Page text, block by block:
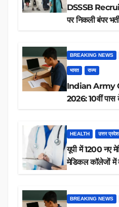
DSSSB
पर निकली बंपर
BREAKING NEWS
भारत राज्य
Indian Army
2026: 10वीं पास
HEALTH उत्तर प्रदेश
यूपी में 1200 नए
मेडिकल कॉलेजों में
BREAKING NEWS